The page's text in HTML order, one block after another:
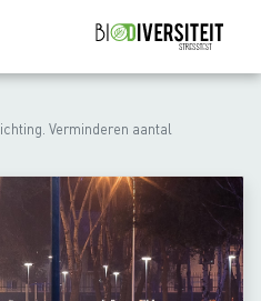
Verminderen aantal